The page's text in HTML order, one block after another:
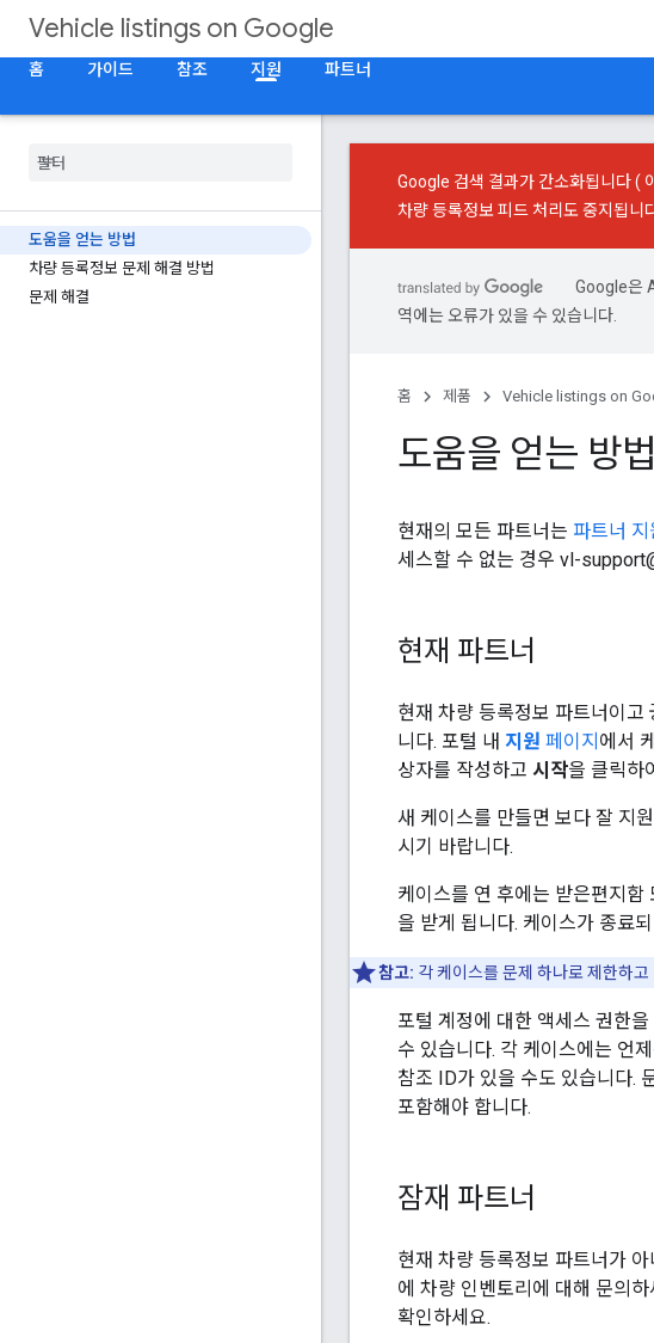
Vehicle listings on Google
홈
가이드 참조 지원 파트너
도움을 얻는 방법
차량 등록정보 문제 해결 방법
문제 해결
Google 검색 결과가 간소화됩니다 (
차량 등록정보 피드 처리도 중지됩니
Google은
역에는 오류가 있을 수 있습니다.
홈 제품 Vehicle listings on
도움을 얻는 방법
현재의 모든 파트너는 파트너 지
세스할 수 없는 경우 vl-
현재 파트너
현재 차량 등록정보 파트너이고
니다. 포털 내 지원 페이지 에서
상자를 작성하고 시작을 클릭하
새 케이스를 만들면 보다 잘 지
시기 바랍니다.
케이스를 연 후에는 받은편지함
을 받게 됩니다. 케이스가 종료
참고: 각 케이스를 문제 하나로 제한하
포털 계정에 대한 액세스 권한
수 있습니다. 각 케이스에는 언
참조 ID가 있을 수도 있습니다.
포함해야 합니다.
잠재 파트너
현재 차량 등록정보 파트너가
에 차량 인벤토리에 대해 문의
확인하세요.